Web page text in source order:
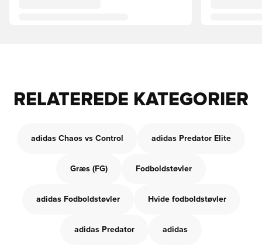
RELATEREDE KATEGORIER
adidas Chaos vs Control adidas Predator Elite
Græs (FG) Fodboldstøvler
adidas Fodboldstøvler Hvide fodboldstøvler
adidas Predator adidas